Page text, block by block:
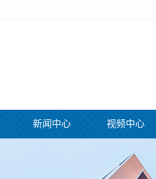
新闻中心 视频中心